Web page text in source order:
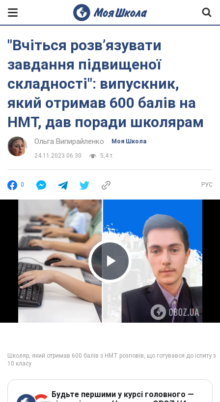
"Вчіться розв’язувати
завдання підвищеної
складності": випускник,
який отримав 600 балів на
НМТ, дав поради школярам
Ольга Випирайленко Моя Школа
24.11.2023 06:30 5,4 т.
0 РУС
Play Video
Будьте першими у курсі головного —